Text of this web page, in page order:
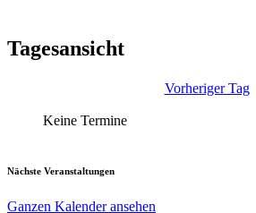
Tagesansicht
Vorheriger Tag
Keine Termine
Nächste Veranstaltungen
Ganzen Kalender ansehen